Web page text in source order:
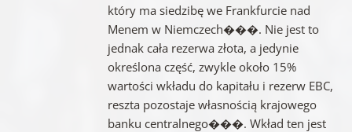
który ma siedzibę we Frankfurcie nad
Menem w Niemczech���. Nie jest to
jednak cała rezerwa złota, a jedynie
określona część, zwykle około 15%
wartości wkładu do kapitału i rezerw EBC,
reszta pozostaje własnością krajowego
banku centralnego���. Wkład ten jest